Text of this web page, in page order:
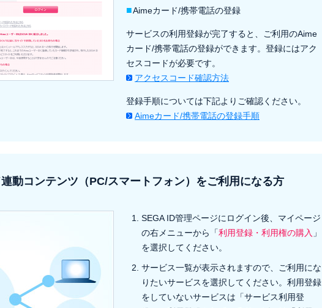
■Aimeカード/携帯電話の登録
サービスの利用登録が完了すると、ご利用のAime
カード/携帯電話の登録ができます。登録にはアク
セスコードが必要です。
アクセスコード確認方法
登録手順については下記よりご確認ください。
Aimeカード/携帯電話の登録手順
動コンテンツ（PC/スマートフォン）をご利用になる方
SEGA ID管理ページにログイン後、マイページ
の右メニューから「利用登録・利用権の購入 」
を選択してください。
サービス一覧が表示されますので、ご利用にな
りたいサービスを選択してください。利用登録
をしていないサービスは「サービス利用登